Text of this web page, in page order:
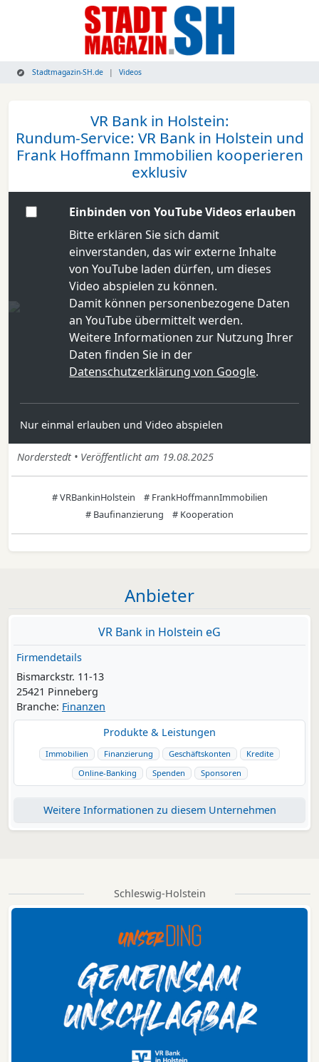
Stadtmagazin-SH.de Videos
VR Bank in Holstein:
Rundum-Service: VR Bank in Holstein und
Frank Hoffmann Immobilien kooperieren
exklusiv
Einbinden von YouTube Videos erlauben
Bitte erklären Sie sich damit
einverstanden, das wir externe Inhalte
von YouTube laden dürfen, um dieses
Video abspielen zu können.
Damit können personenbezogene Daten
an YouTube übermittelt werden.
Weitere Informationen zur Nutzung Ihrer
Daten finden Sie in der
Datenschutzerklärung von Google.
Nur einmal erlauben und Video abspielen
Norderstedt • Veröffentlicht am 19.08.2025
# VRBankinHolstein
# FrankHoffmannImmobilien
# Baufinanzierung
# Kooperation
Anbieter
VR Bank in Holstein eG
Firmendetails
Bismarckstr. 11-13
25421 Pinneberg
Branche: Finanzen
Produkte & Leistungen
Immobilien Finanzierung Geschäftskonten
Kredite
Online-Banking
Spenden Sponsoren
Weitere Informationen zu diesem Unternehmen
Schleswig-Holstein